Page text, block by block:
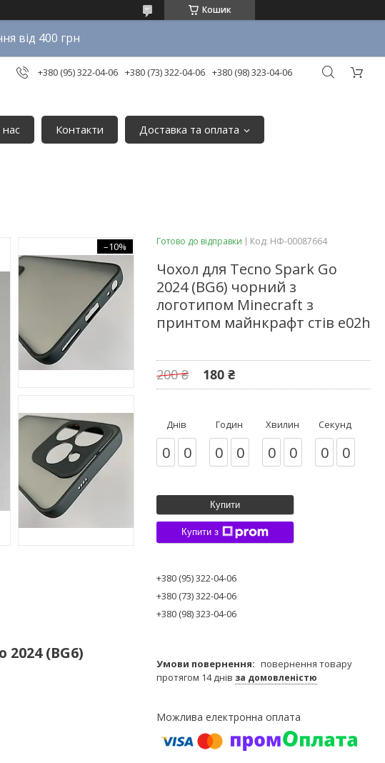
Кошик
від 400 грн
+380 (95) 322-04-06 +380 (73) 322-04-06 +380 (98) 323-04-06
Контакти
Доставка та оплата
–10%
(BG6)
Готово до відправки Код: НФ-00087664
Чохол для Tecno Spark Go
2024 (BG6) чорний з
логотипом Minecraft з
принтом майнкрафт стів e02h
200 ₴ 180 ₴
Днів
0 0
Годин
0 0
Хвилин
0 0
Секунд
0 0
Купити
Купити з
+380 (95) 322-04-06
+380 (73) 322-04-06
+380 (98) 323-04-06
повернення товару
протягом 14 днів за домовленістю